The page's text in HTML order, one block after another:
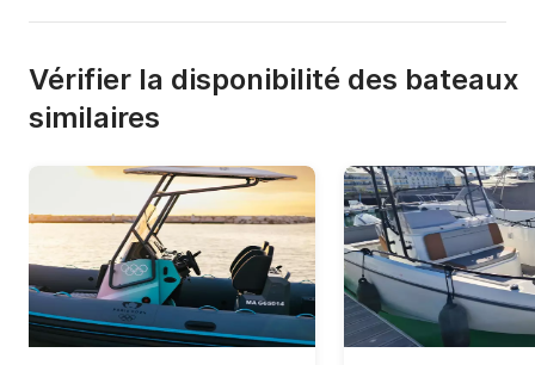
Vérifier la disponibilité des bateaux
similaires